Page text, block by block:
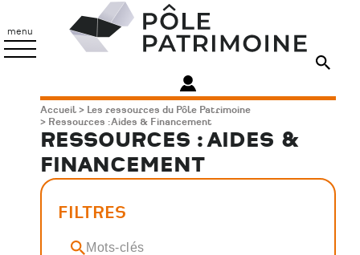
contenu
principal
menu
Patrimoine
Fil
d'Ariane
Accueil
Les ressources du Pôle Patrimoine
Ressources : Aides & Financement
RESSOURCES : AIDES &
FINANCEMENT
FILTRES
Mots-